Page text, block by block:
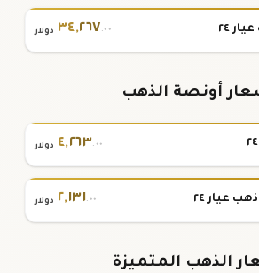
٢٤ ٣٤,٢٦٧.٠٠ دولار
أونصة الذهب
٤,٢٦٣.٠٠ دولار
عيار ٢٤ ٢,١٣١.٠٠ دولار
الذهب المتميزة